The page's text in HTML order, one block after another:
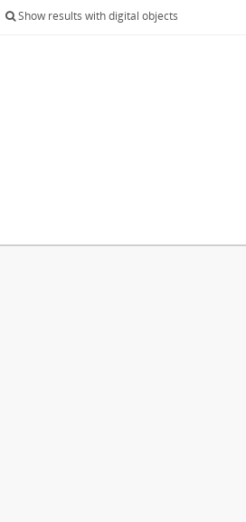
Show results with digital objects